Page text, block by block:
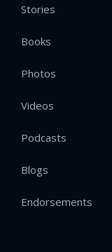
Stories
Books
Photos
Videos
Podcasts
Blogs
Endorsements